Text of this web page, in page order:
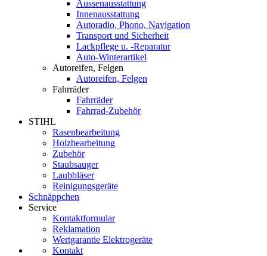
Aussenausstattung
Innenausstattung
Autoradio, Phono, Navigation
Transport und Sicherheit
Lackpflege u. -Reparatur
Auto-Winterartikel
Autoreifen, Felgen
Autoreifen, Felgen
Fahrräder
Fahrräder
Fahrrad-Zubehör
STIHL
Rasenbearbeitung
Holzbearbeitung
Zubehör
Staubsauger
Laubbläser
Reinigungsgeräte
Schnäppchen
Service
Kontaktformular
Reklamation
Wertgarantie Elektrogeräte
Kontakt